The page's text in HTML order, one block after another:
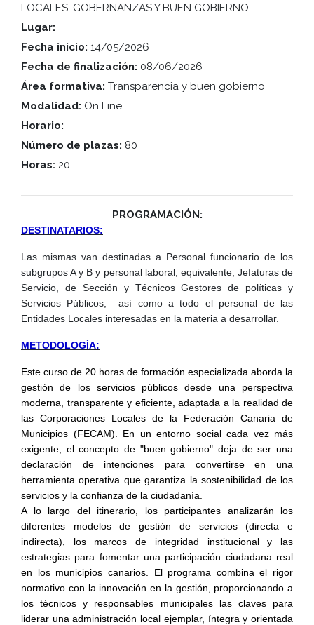
LOCALES. GOBERNANZAS Y BUEN GOBIERNO
Lugar:
Fecha inicio: 14/05/2026
Fecha de finalización: 08/06/2026
Área formativa: Transparencia y buen gobierno
Modalidad: On Line
Horario:
Número de plazas: 80
Horas: 20
PROGRAMACIÓN:
DESTINATARIOS:
Las mismas van destinadas a Personal funcionario de los
subgrupos A y B y personal laboral, equivalente, Jefaturas de
Servicio, de Sección y Técnicos Gestores de políticas y
Servicios Públicos, así como a todo el personal de las
Entidades Locales interesadas en la materia a desarrollar.
METODOLOGÍA:
Este curso de 20 horas de formación especializada aborda la
gestión de los servicios públicos desde una perspectiva
moderna, transparente y eficiente, adaptada a la realidad de
las Corporaciones Locales de la Federación Canaria de
Municipios (FECAM). En un entorno social cada vez más
exigente, el concepto de "buen gobierno" deja de ser una
declaración de intenciones para convertirse en una
herramienta operativa que garantiza la sostenibilidad de los
servicios y la confianza de la ciudadanía.
A lo largo del itinerario, los participantes analizarán los
diferentes modelos de gestión de servicios (directa e
indirecta), los marcos de integridad institucional y las
estrategias para fomentar una participación ciudadana real
en los municipios canarios. El programa combina el rigor
normativo con la innovación en la gestión, proporcionando a
los técnicos y responsables municipales las claves para
liderar una administración local ejemplar, íntegra y orientada